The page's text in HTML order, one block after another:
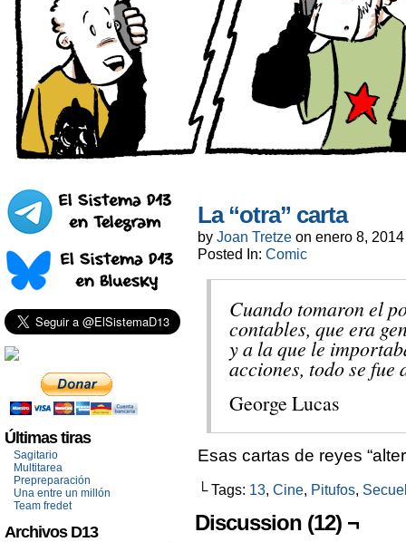
Últimas tiras
Sagitario
Multitarea
Prepreparación
Una entre un millón
Team fredet
Archivos D13
La “otra” carta
by Joan Tretze on enero 8, 2014
Posted In: Comic
Cuando tomaron el
contables, que era
y a la que le
acciones, todo se fue
George Lucas
Esas cartas de reyes
└ Tags: 13, Cine, Pitufos,
Discussion (12) ¬